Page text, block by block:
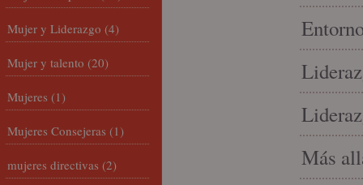
Más
Mujer y Liderazgo (4)
Mujer y talento (20)
Mujeres (1)
Mujeres Consejeras (1)
mujeres directivas (2)